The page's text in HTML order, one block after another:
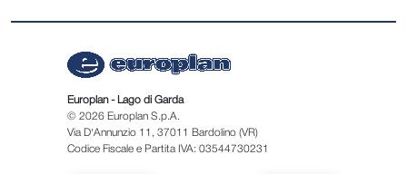
Europlan - Lago di Garda
© 2026 Europlan S.p.A.
Via D'Annunzio 11, 37011 Bardolino (VR)
Codice Fiscale e Partita IVA: 03544730231